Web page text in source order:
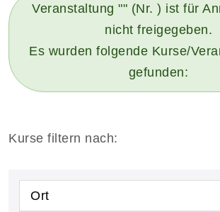
Veranstaltung "" (Nr. ) ist für
nicht freigegeben.
Es wurden folgende Kurse/
gefunden:
Kurse filtern nach:
Ort